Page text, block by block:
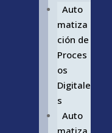
Auto
matiza
ción de
Proces
os
Digitale
s
Auto